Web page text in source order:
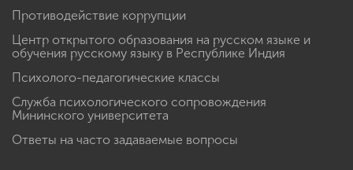
Противодействие коррупции
Центр открытого образования на русском языке и
обучения русскому языку в Республике Индия
Психолого-педагогические классы
Служба психологического сопровождения
Мининского университета
Ответы на часто задаваемые вопросы